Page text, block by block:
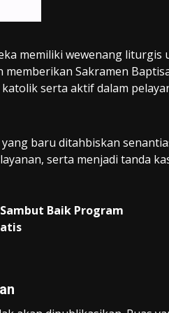
memiliki wewenang
memberikan Sakramen
serta aktif dalam
baru ditahbiskan
serta menjadi tanda
Baik Program